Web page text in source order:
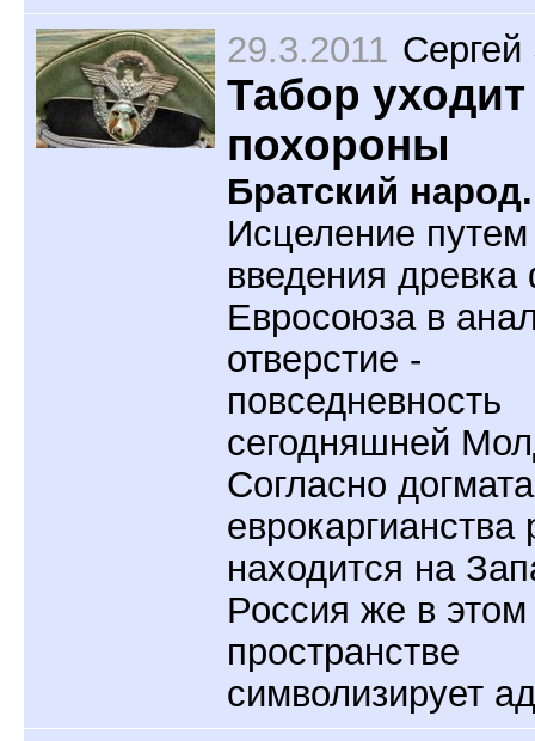
29.3.2011
Табор уходит
похороны
Братский народ.
Исцеление путем
введения древка
Евросоюза в
отверстие -
повседневность
сегодняшней
Согласно
еврокаргианства
находится на
Россия же в этом
пространстве
символизирует